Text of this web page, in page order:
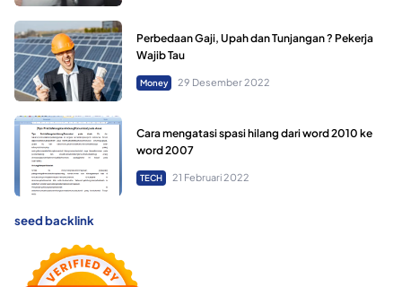
Perbedaan Gaji, Upah dan Tunjangan ? Pekerja
Wajib Tau
Money 29 Desember 2022
Cara mengatasi spasi hilang dari word 2010 ke
word 2007
TECH 21 Februari 2022
seed backlink